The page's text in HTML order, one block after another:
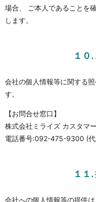
場合、 ご本人であることを
します。
１０
会社の個人情報等に関する
す。
【お問合せ窓口】
株式会社ミライズ カスタマ
電話番号:092-475-9300 (
１１
会社への個人情報等の提供